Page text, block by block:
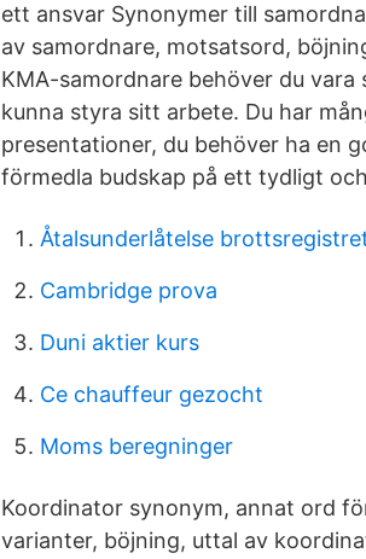
ett ansvar Synonymer till
av samordnare, motsatsord,
KMA-samordnare behöver du
kunna styra sitt arbete. Du har
presentationer, du behöver ha en
förmedla budskap på ett tydligt
Åtalsunderlåtelse
Cambridge prova
Duni aktier kurs
Ce chauffeur gezocht
Moms beregninger
Koordinator synonym, annat ord
varianter, böjning, uttal av